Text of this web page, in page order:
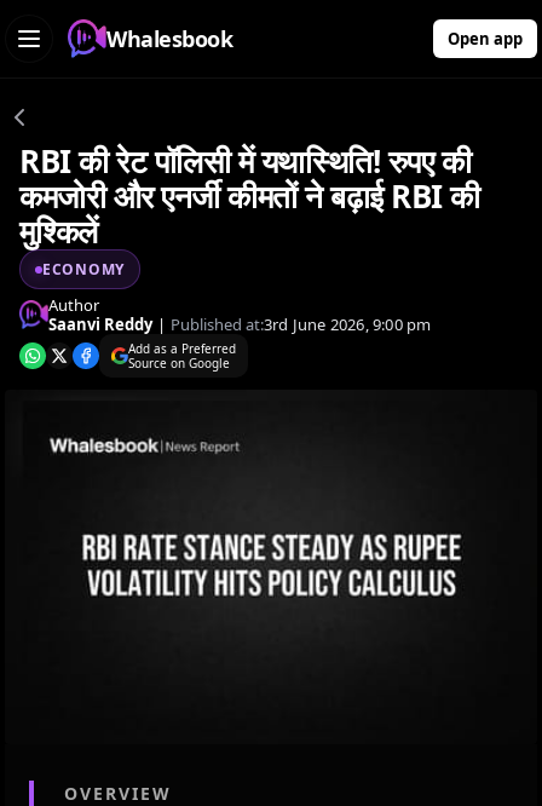
Whalesbook Open app
RBI की रेट पॉलिसी में यथास्थिति! रुपए की
कमजोरी और एनर्जी कीमतों ने बढ़ाई RBI की
मुश्किलें
ECONOMY
Author
Saanvi Reddy | Published at:3rd June 2026, 9:00 pm
Add as a Preferred
Source on Google
OVERVIEW